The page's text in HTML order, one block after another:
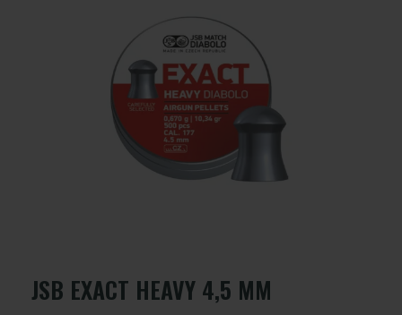
JSB EXACT HEAVY 4,5 MM